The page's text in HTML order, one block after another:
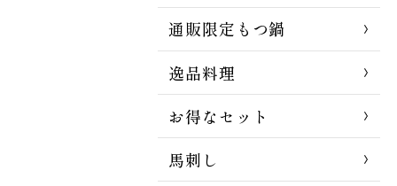
通販限定もつ鍋
逸品料理
お得なセット
馬刺し